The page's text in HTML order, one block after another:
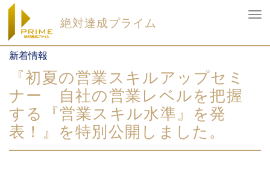
Skip
content
絶対達成プライム
新着情報
『初夏の営業スキルアップセミ
ナー 自社の営業レベルを把握
する『営業スキル水準』を発
表！』を特別公開しました。